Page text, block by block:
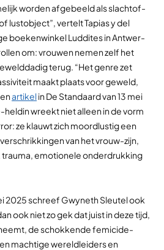
wor­den afge­beeld als slacht­of­
lust­ob­ject”, ver­telt Tapias y del
boe­ken­win­kel Lud­di­tes in Ant­wer­
om: vrou­wen nemen zelf het
terug. “Het genre zet
maakt plaats voor geweld,
artikelin De Standaard van 13 mei
wreekt niet alleen in de vorm
ze klauwt zich moord­lus­tig een
van het vrouw-zijn,
trauma, emo­ti­o­nele onder­druk­king
2025 schreef Gwyneth Sleutel ook
ook niet zo gek dat juist in deze tijd,
de schokkende femicide-
machtige wereldleiders en